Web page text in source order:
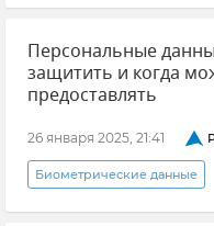
Российские железные
Железные дороги Крыма
Персональные
защитить и когда
предоставлять
26 января 2025, 21:41
Биометрические данные
Защита персональных